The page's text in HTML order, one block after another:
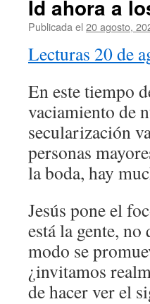
Id ahora a
Publicada el 20 agosto,
Lecturas 20 de
En este tiempo
vaciamiento de
secularización
personas
la boda, hay
Jesús pone el
está la gente, no
modo se
¿invitamos
de hacer ver el